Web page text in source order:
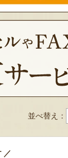
並べ替え：
／
アールスメロ
の太田農園』
予約
[千葉県]